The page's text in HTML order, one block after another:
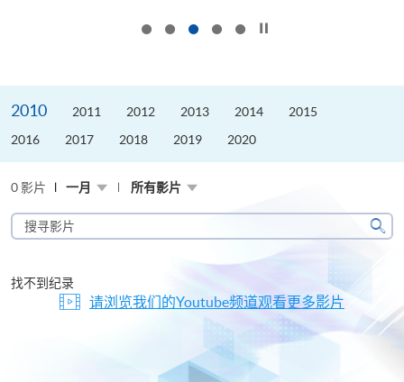
2010 2011 2012 2013 2014
2015
2016
2017 2018 2019 2020
0 影片 一月 所有影片
搜
寻
片
搜
找不到纪录
请浏览我们的Youtube频道观看更多影片